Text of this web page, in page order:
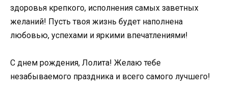
здоровья крепкого, исполнения самых заветных
желаний! Пусть твоя жизнь будет наполнена
любовью, успехами и яркими впечатлениями!
С днем рождения, Лолита! Желаю тебе
незабываемого праздника и всего самого лучшего!